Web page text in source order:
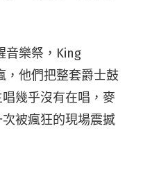
音樂祭，King
，他們把整套爵士鼓
幾乎沒有在唱，麥
被瘋狂的現場震撼